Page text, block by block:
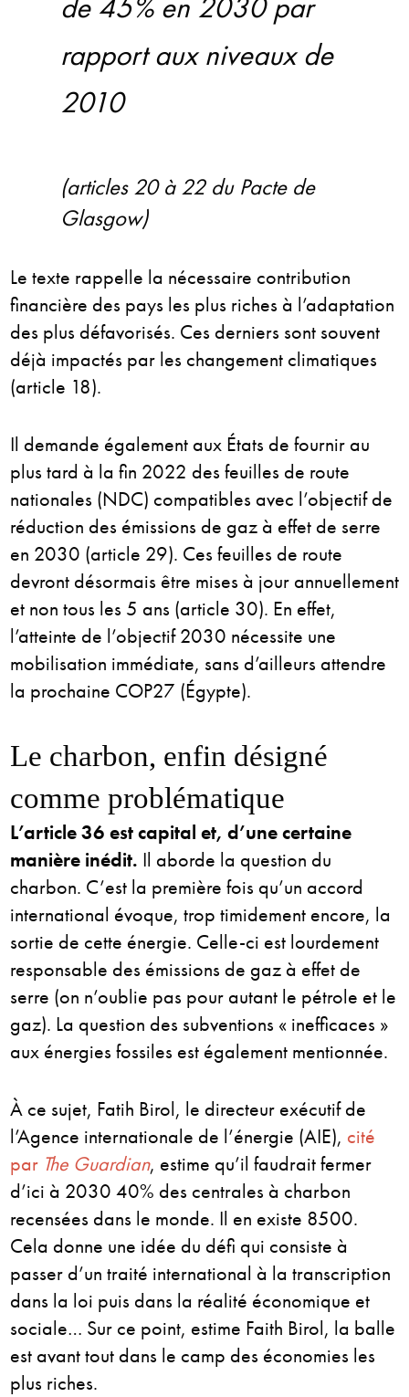
de 45% en 2030 par
rapport aux niveaux de
2010
(articles 20 à 22 du Pacte de
Glasgow)
Le texte rappelle la nécessaire contribution
financière des pays les plus riches à l’adaptation
des plus défavorisés. Ces derniers sont souvent
déjà impactés par les changement climatiques
(article 18).
Il demande également aux États de fournir au
plus tard à la fin 2022 des feuilles de route
nationales (NDC) compatibles avec l’objectif de
réduction des émissions de gaz à effet de serre
en 2030 (article 29). Ces feuilles de route
devront désormais être mises à jour annuellement
et non tous les 5 ans (article 30). En effet,
l’atteinte de l’objectif 2030 nécessite une
mobilisation immédiate, sans d’ailleurs attendre
la prochaine COP27 (Égypte).
Le charbon, enfin désigné
comme problématique
L’article 36 est capital et, d’une certaine
manière inédit. Il aborde la question du
charbon. C’est la première fois qu’un accord
international évoque, trop timidement encore, la
sortie de cette énergie. Celle-ci est lourdement
responsable des émissions de gaz à effet de
serre (on n’oublie pas pour autant le pétrole et le
gaz). La question des subventions « inefficaces »
aux énergies fossiles est également mentionnée.
À ce sujet, Fatih Birol, le directeur exécutif de
l’Agence internationale de l’énergie (AIE), cité
par The Guardian, estime qu’il faudrait fermer
d’ici à 2030 40% des centrales à charbon
recensées dans le monde. Il en existe 8500.
Cela donne une idée du défi qui consiste à
passer d’un traité international à la transcription
dans la loi puis dans la réalité économique et
sociale… Sur ce point, estime Faith Birol, la balle
est avant tout dans le camp des économies les
plus riches.